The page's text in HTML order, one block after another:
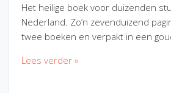
Het heilige boek voor duizenden
Nederland. Zo’n zevenduizend
twee boeken en verpakt in een
Lees verder »